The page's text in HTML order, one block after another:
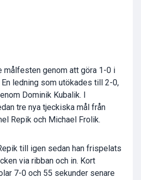
målfesten genom att göra 1-0 i
ledning som utökades till 2-0,
Dominik Kubalik. I
tre nya tjeckiska mål från
Repik och Michael Frolik.
till igen sedan han frispelats
via ribban och in. Kort
7-0 och 55 sekunder senare